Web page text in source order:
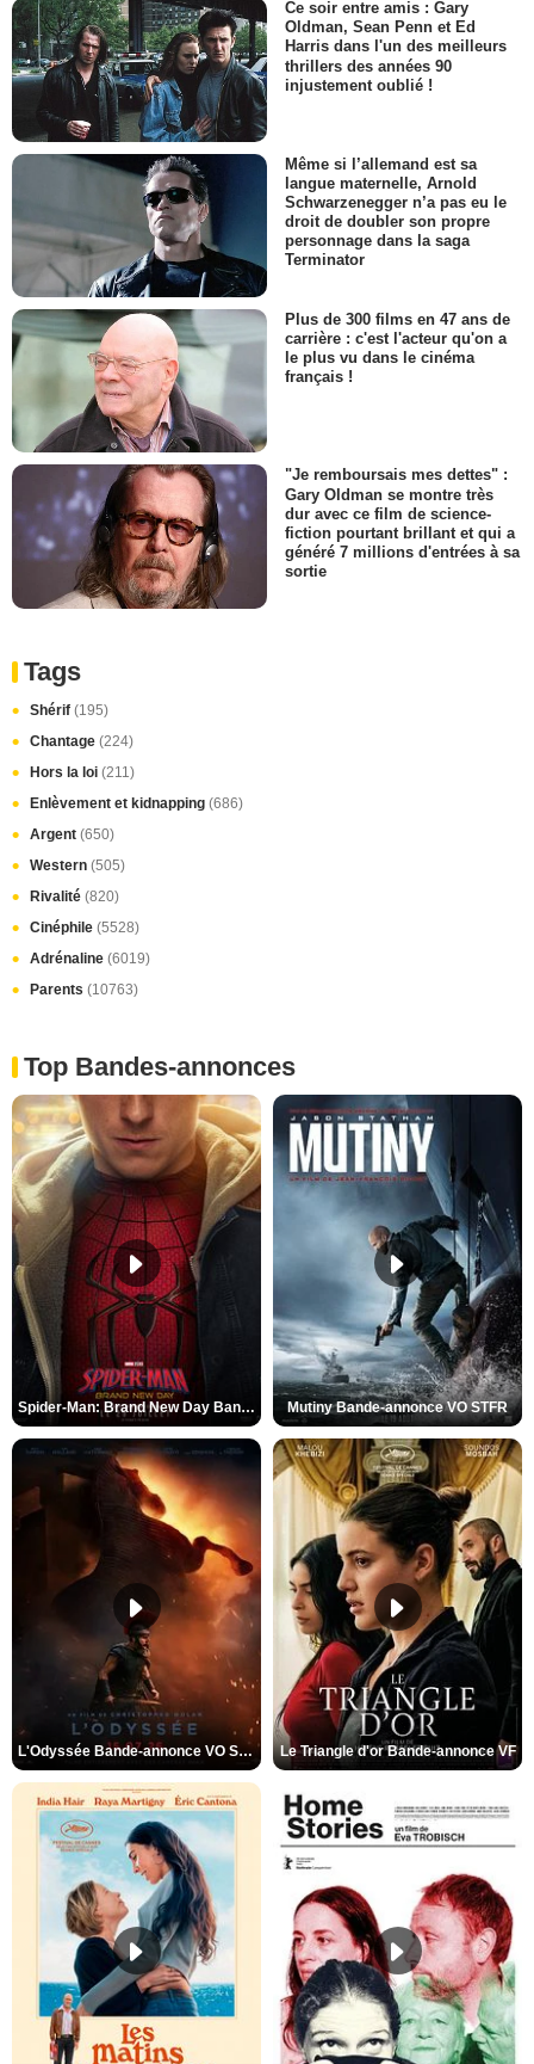
Ce soir entre amis : Gary
Oldman, Sean Penn et Ed
Harris dans l'un des meilleurs
thrillers des années 90
injustement oublié !
Même si l’allemand est sa
langue maternelle, Arnold
Schwarzenegger n’a pas eu le
droit de doubler son propre
personnage dans la saga
Terminator
Plus de 300 films en 47 ans de
carrière : c'est l'acteur qu'on a
le plus vu dans le cinéma
français !
"Je remboursais mes dettes" :
Gary Oldman se montre très
dur avec ce film de science-
fiction pourtant brillant et qui a
généré 7 millions d'entrées à sa
sortie
Tags
Shérif (195)
Chantage (224)
Hors la loi (211)
Enlèvement et kidnapping (686)
Argent (650)
Western (505)
Rivalité (820)
Cinéphile (5528)
Adrénaline (6019)
Parents (10763)
Top Bandes-annonces
Spider-Man: Brand New Day Bande-annonce VO STFR Mutiny Bande-annonce VO STFR
L'Odyssée Bande-annonce VO STFR Le Triangle d'or Bande-annonce VF